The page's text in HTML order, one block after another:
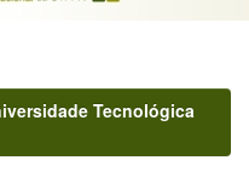
Tecnológica